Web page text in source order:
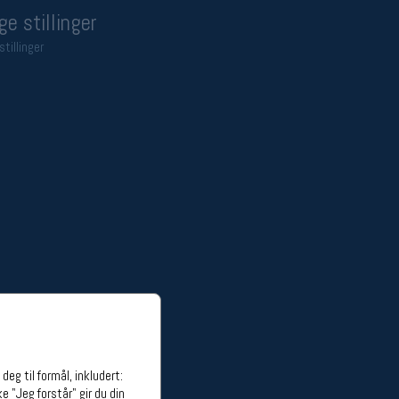
til formål, inkludert:
"Jeg forstår" gir du din
stillinger